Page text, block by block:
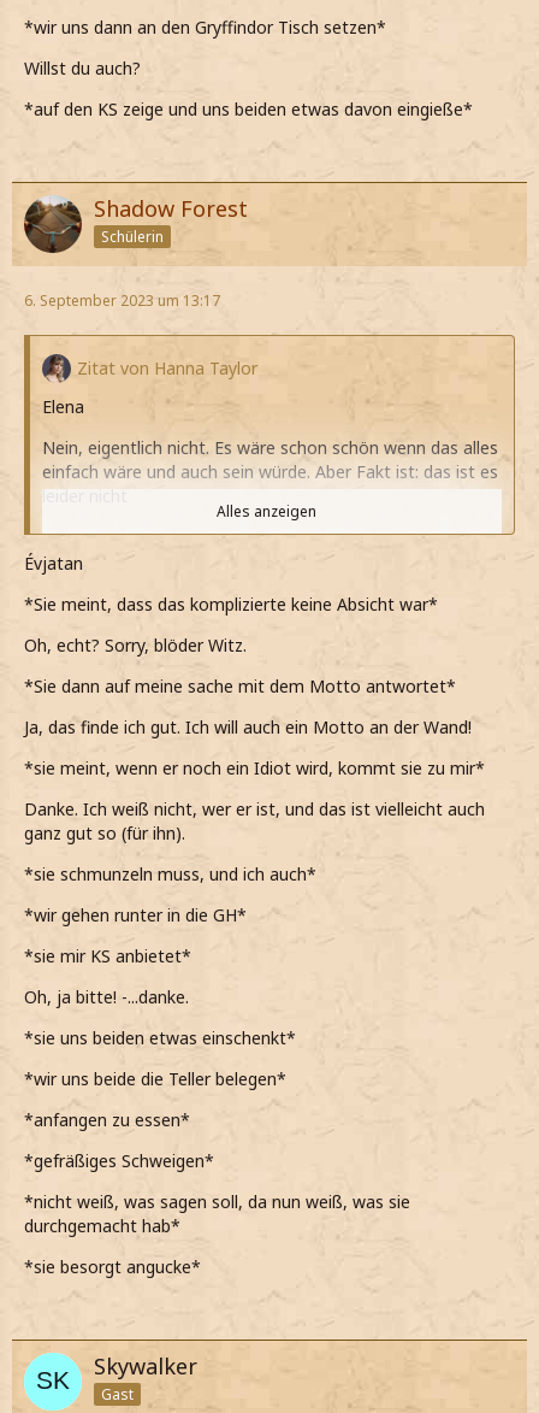
*wir uns dann an den Gryffindor Tisch setzen*
Willst du auch?
*auf den KS zeige und uns beiden etwas davon eingieße*
Shadow Forest
Schülerin
6. September 2023 um 13:17
Zitat von Hanna Taylor
Elena
Nein, eigentlich nicht. Es wäre schon schön wenn das alles
einfach wäre und auch sein würde. Aber Fakt ist: das ist es
leider nicht
*erzähle*
Ja, das Motto kommt mir wirklich sehr bekannt vor.
Ich glaube ich sollte mir diesen Spruch irgendwo in
meinem Schlafsaal ganz groß hinkleben
*noch hinzufüge*
*als sage, dass er kein Idiot ist, er nur mit "schade"
einfach zu dir. Ist klar
*dann meine und schmunzeln muss*
gehen*
*wir uns dann an den Gryffindor Tisch setzen*
Willst du auch?
*auf den KS zeige und uns beiden etwas davon eingieße*
Alles anzeigen
Évjatan
*Sie meint, dass das komplizierte keine Absicht war*
Oh, echt? Sorry, blöder Witz.
*Sie dann auf meine sache mit dem Motto antwortet*
Ja, das finde ich gut. Ich will auch ein Motto an der Wand!
*sie meint, wenn er noch ein Idiot wird, kommt sie zu mir*
Danke. Ich weiß nicht, wer er ist, und das ist vielleicht auch
ganz gut so (für ihn).
*sie schmunzeln muss, und ich auch*
*wir gehen runter in die GH*
*sie mir KS anbietet*
Oh, ja bitte! -...danke.
*sie uns beiden etwas einschenkt*
*wir uns beide die Teller belegen*
*anfangen zu essen*
*gefräßiges Schweigen*
*nicht weiß, was sagen soll, da nun weiß, was sie
durchgemacht hab*
*sie besorgt angucke*
Skywalker
Gast